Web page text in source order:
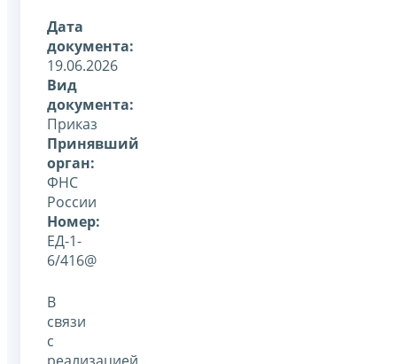
Дата
документа:
19.06.2026
Вид
документа:
Приказ
Принявший
орган:
ФНС
России
Номер:
ЕД-1-
6/416@
В
связи
с
реализацией